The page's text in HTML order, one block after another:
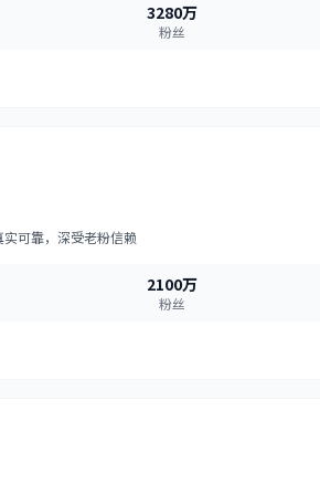
3280万
粉丝
可靠，深受老粉信赖
2100万
粉丝